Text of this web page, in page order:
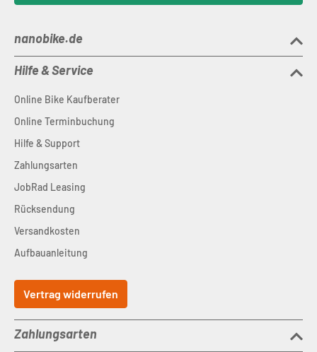
nanobike.de
Hilfe & Service
Online Bike Kaufberater
Online Terminbuchung
Hilfe & Support
Zahlungsarten
JobRad Leasing
Rücksendung
Versandkosten
Aufbauanleitung
Vertrag widerrufen
Zahlungsarten